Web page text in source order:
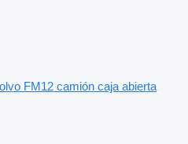
FM12 camión caja abierta